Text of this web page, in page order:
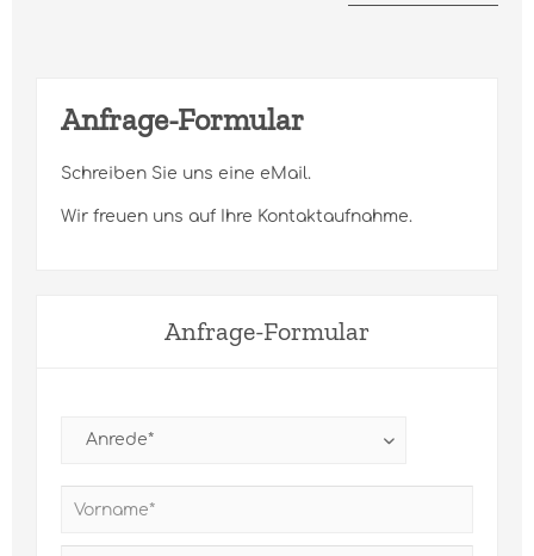
Anfrage-Formular
Schreiben Sie uns eine eMail.
Wir freuen uns auf Ihre Kontaktaufnahme.
Anfrage-Formular